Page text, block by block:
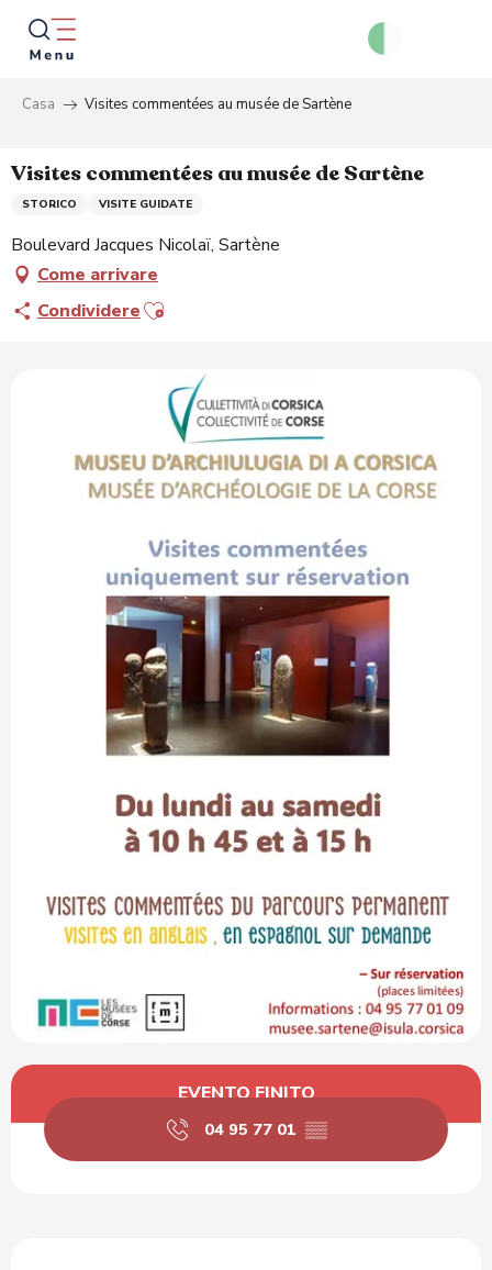
Aller
contenu
principal
Casa Visites commentées au musée de Sartène
Visites commentées au musée de Sartène
STORICO VISITE GUIDATE
Boulevard Jacques Nicolaï, Sartène
Come arrivare
CondividereAjouter aux favoris
Orari e contattiEVENTO FINITO
04 95 77 01 ▒▒